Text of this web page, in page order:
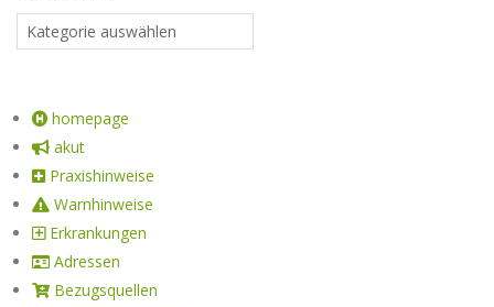
homepage
akut
Praxishinweise
Warnhinweise
Erkrankungen
Adressen
Bezugsquellen